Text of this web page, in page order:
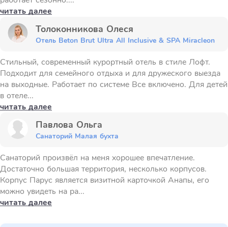
читать далее
Толоконникова Олеся
Отель Beton Brut Ultra All Inclusive & SPA Miracleon
Стильный, современный курортный отель в стиле Лофт.
Подходит для семейного отдыха и для дружеского выезда
на выходные. Работает по системе Все включено. Для детей
в отеле...
читать далее
Павлова Ольга
Санаторий Малая бухта
Санаторий произвёл на меня хорошее впечатление.
Достаточно большая территория, несколько корпусов.
Корпус Парус является визитной карточкой Анапы, его
можно увидеть на ра...
читать далее